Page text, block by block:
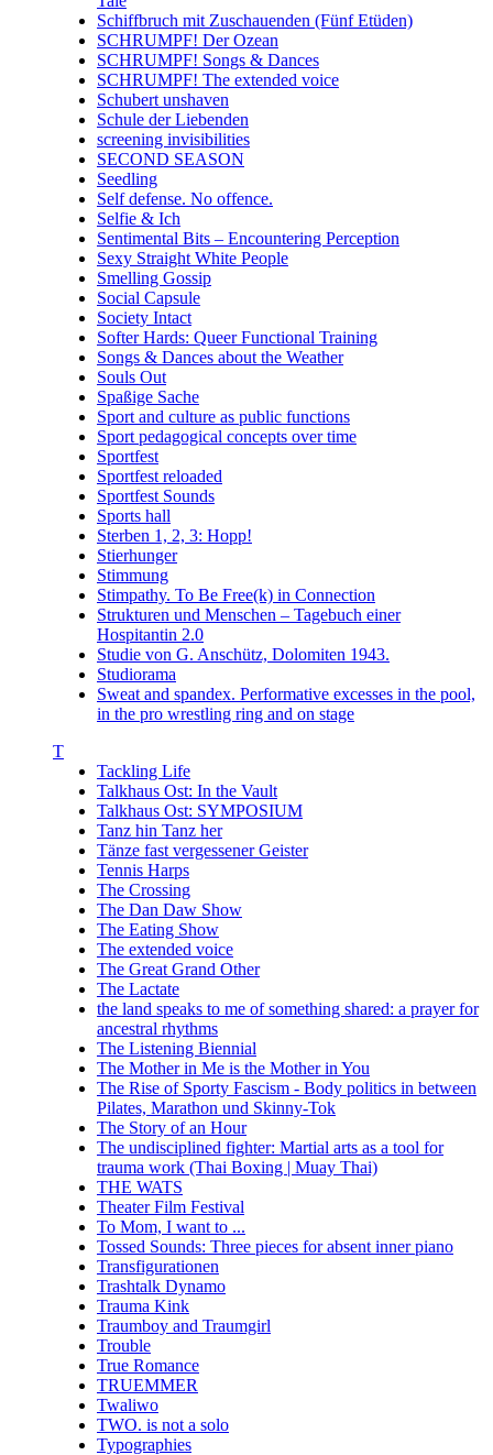
Schiffbruch mit Zuschauenden (Fünf Etüden)
SCHRUMPF! Der Ozean
SCHRUMPF! Songs & Dances
SCHRUMPF! The extended voice
Schubert unshaven
Schule der Liebenden
screening invisibilities
SECOND SEASON
Seedling
Self defense. No offence.
Selfie & Ich
Sentimental Bits – Encountering Perception
Sexy Straight White People
Smelling Gossip
Social Capsule
Society Intact
Softer Hards: Queer Functional Training
Songs & Dances about the Weather
Souls Out
Spaßige Sache
Sport and culture as public functions
Sport pedagogical concepts over time
Sportfest
Sportfest reloaded
Sportfest Sounds
Sports hall
Sterben 1, 2, 3: Hopp!
Stierhunger
Stimmung
Stimpathy. To Be Free(k) in Connection
Strukturen und Menschen – Tagebuch einer
Hospitantin 2.0
Studie von G. Anschütz, Dolomiten 1943.
Studiorama
Sweat and spandex. Performative excesses in the pool,
in the pro wrestling ring and on stage
T
Tackling Life
Talkhaus Ost: In the Vault
Talkhaus Ost: SYMPOSIUM
Tanz hin Tanz her
Tänze fast vergessener Geister
Tennis Harps
The Crossing
The Dan Daw Show
The Eating Show
The extended voice
The Great Grand Other
The Lactate
the land speaks to me of something shared: a prayer for
ancestral rhythms
The Listening Biennial
The Mother in Me is the Mother in You
The Rise of Sporty Fascism - Body politics in between
Pilates, Marathon und Skinny-Tok
The Story of an Hour
The undisciplined fighter: Martial arts as a tool for
trauma work (Thai Boxing | Muay Thai)
THE WATS
Theater Film Festival
To Mom, I want to ...
Tossed Sounds: Three pieces for absent inner piano
Transfigurationen
Trashtalk Dynamo
Trauma Kink
Traumboy and Traumgirl
Trouble
True Romance
TRUEMMER
Twaliwo
TWO. is not a solo
Typographies